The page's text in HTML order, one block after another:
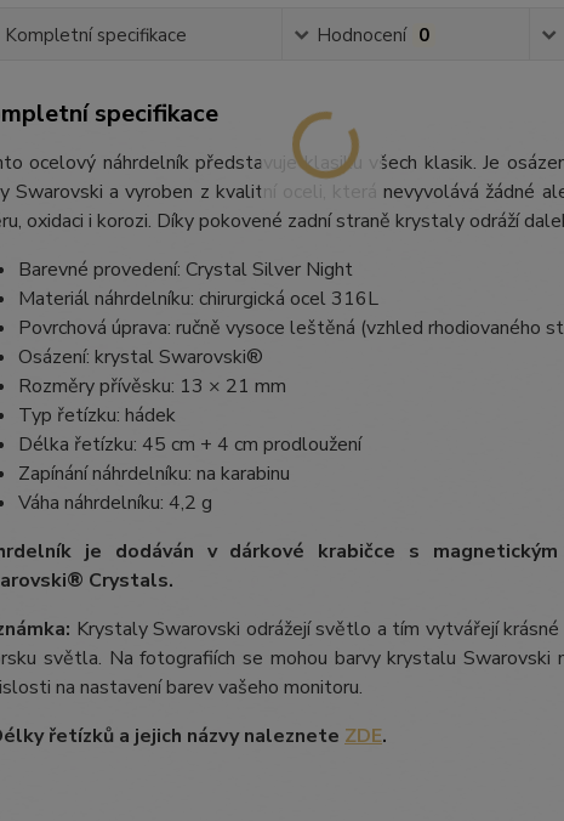
Kompletní specifikace Hodnocení 0
specifikace
ocelový náhrdelník představuje klasiku všech klasik. Je
Swarovski a vyroben z kvalitní oceli, která nevyvolává žádné
oxidaci i korozi. Díky pokovené zadní straně krystaly odráží
Barevné provedení: Crystal Silver Night
Materiál náhrdelníku: chirurgická ocel 316L
Povrchová úprava: ručně vysoce leštěná (vzhled rhodiovaného
Osázení: krystal Swarovski®
Rozměry přívěsku: 13 × 21 mm
Typ řetízku: hádek
Délka řetízku: 45 cm + 4 cm prodloužení
Zapínání náhrdelníku: na karabinu
Váha náhrdelníku: 4,2 g
je dodáván v dárkové krabičce s
Crystals.
Krystaly Swarovski odrážejí světlo a tím vytvářejí
světla. Na fotografiích se mohou barvy krystalu
na nastavení barev vašeho monitoru.
řetízků a jejich názvy naleznete ZDE.